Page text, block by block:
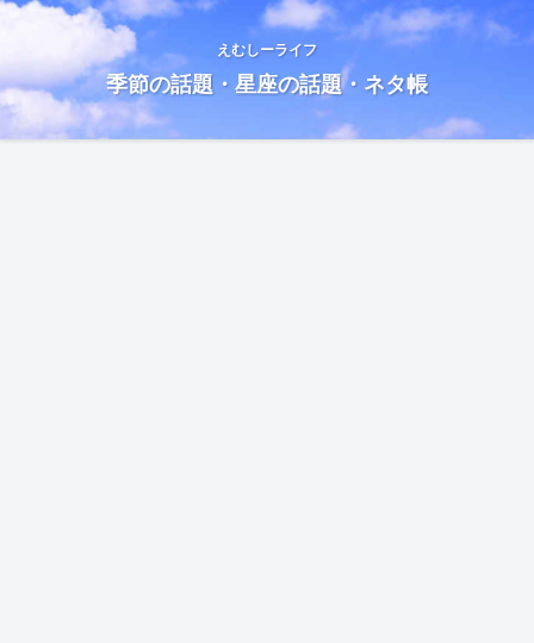
えむしーライフ
季節の話題・星座の話題・ネタ帳